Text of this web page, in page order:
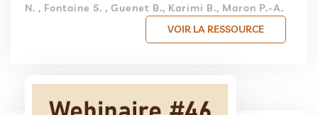
N. , Fontaine S. , Guenet B., Karimi B., Maron P.-A.
VOIR LA RESSOURCE